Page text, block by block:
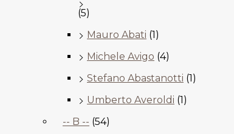
(5)
Mauro Abati (1)
Michele Avigo (4)
Stefano Abastanotti (1)
Umberto Averoldi (1)
-- B -- (54)